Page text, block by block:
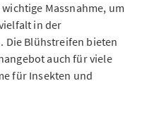
wichtige Massnahme, um
in der
Die Blühstreifen bieten
auch für viele
für Insekten und